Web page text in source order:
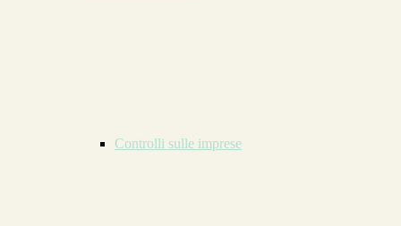
Controlli sulle imprese